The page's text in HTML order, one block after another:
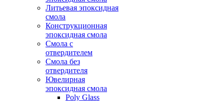
Литьевая эпоксидная
смола
Конструкционная
эпоксидная смола
Смола с
отвердителем
Смола без
отвердителя
Ювелирная
эпоксидная смола
Poly Glass